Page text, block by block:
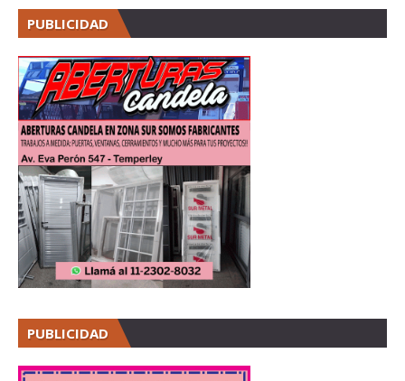
PUBLICIDAD
PUBLICIDAD